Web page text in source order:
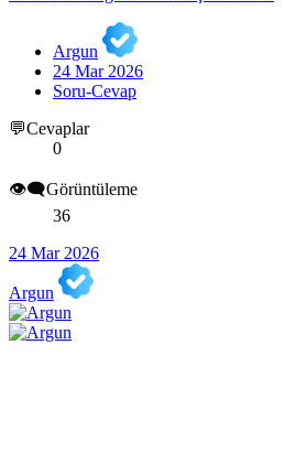
Argun
24 Mar 2026
Soru-Cevap
💬Cevaplar
0
👁️‍🗨️Görüntüleme
36
24 Mar 2026
Argun